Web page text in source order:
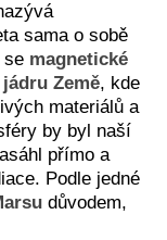
sama o sobě
se magnetické
Země, kde
materiálů a
by byl naší
přímo a
Podle jedné
důvodem,